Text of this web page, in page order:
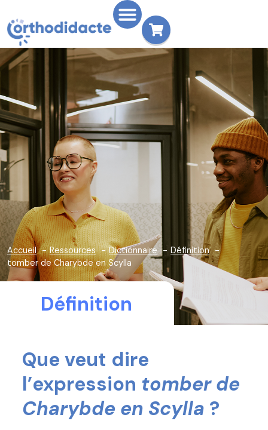
Accueil Ressources Dictionnaire
Définition
tomber de Charybde en Scylla
Définition
Que veut dire
l’expression tomber de
Charybde en Scylla ?